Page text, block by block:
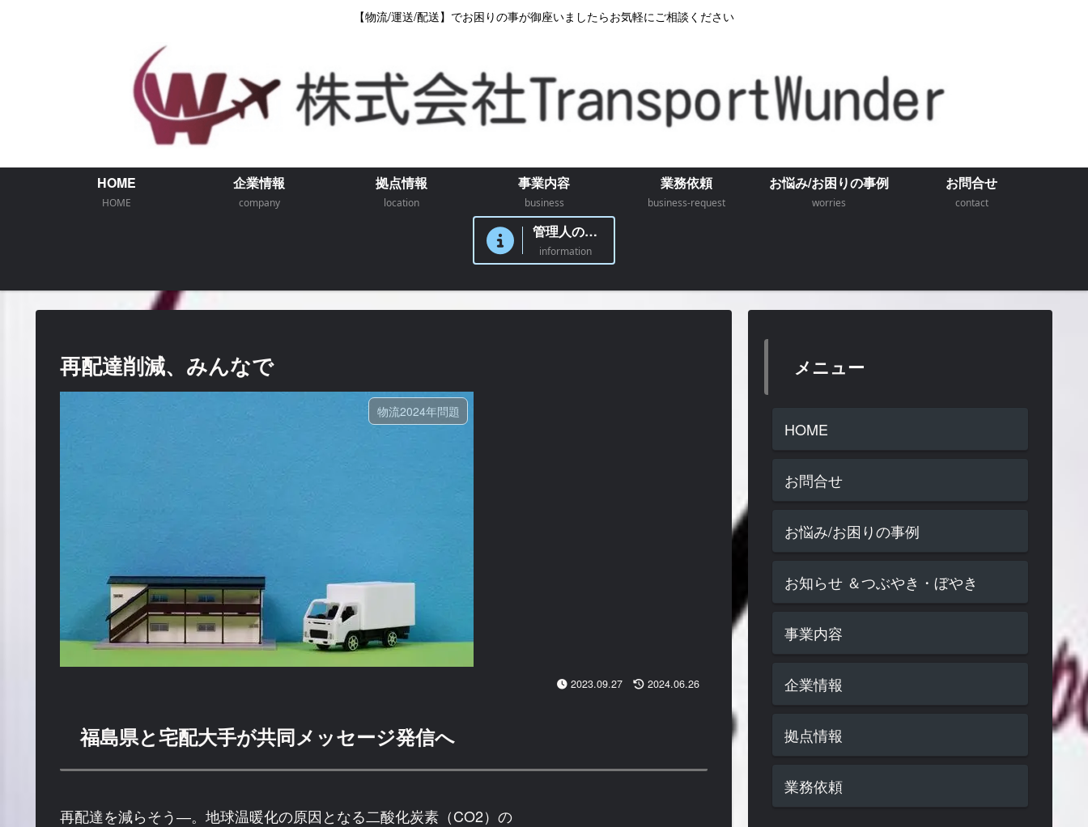
【物流/運送/配送】でお困りの事が御座いましたらお気軽にご相談ください
HOME
HOME
企業情報
company
拠点情報
location
事業内容
business
業務依頼
business-request
お悩み/お困りの事例
worries
お問合せ
contact
管理人のつぶやき
information
再配達削減、みんなで
物流2024年問題
2023.09.27 2024.06.26
福島県と宅配大手が共同メッセージ発信へ
再配達を減らそう―。地球温暖化の原因となる二酸化炭素（CO2）の
メニュー
HOME
お問合せ
お悩み/お困りの事例
お知らせ ＆つぶやき・ぼやき
事業内容
企業情報
拠点情報
業務依頼